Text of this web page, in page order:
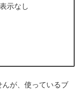
ブロック
示なし
が、使っているブ